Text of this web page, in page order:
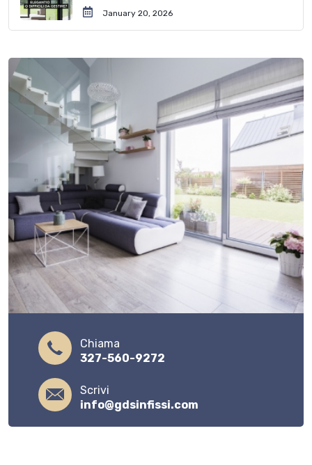
January 20, 2026
Chiama
327-560-9272
Scrivi
info@gdsinfissi.com